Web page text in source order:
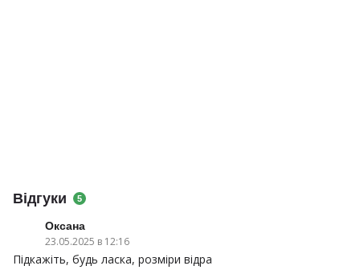
Відгуки 5
Оксана
23.05.2025 в 12:16
Підкажіть, будь ласка, розміри відра